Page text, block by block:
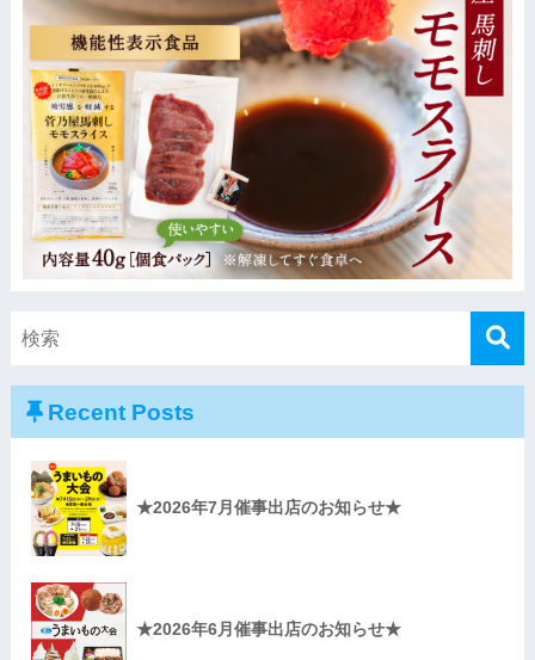
Recent Posts
★2026年7月催事出店のお知らせ★
★2026年6月催事出店のお知らせ★